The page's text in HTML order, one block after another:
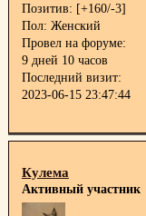
Позитив: [+160/-3]
Пол: Женский
Провел на форуме:
9 дней 10 часов
Последний визит:
2023-06-15 23:47:44
Кулема
Активный участник